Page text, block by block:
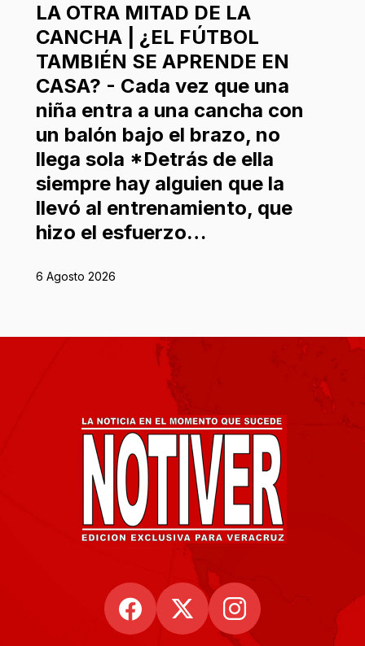
LA OTRA MITAD DE LA
CANCHA | ¿EL FÚTBOL
TAMBIÉN SE APRENDE EN
CASA? - Cada vez que una
niña entra a una cancha con
un balón bajo el brazo, no
llega sola *Detrás de ella
siempre hay alguien que la
llevó al entrenamiento, que
hizo el esfuerzo…
6 Agosto 2026